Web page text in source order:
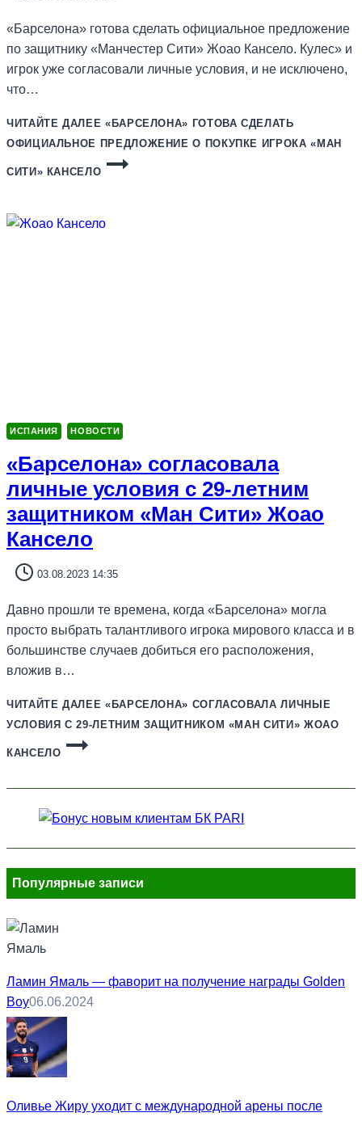
«Барселона» готова сделать официальное предложение
по защитнику «Манчестер Сити» Жоао Кансело. Кулес» и
игрок уже согласовали личные условия, и не исключено,
что…
ЧИТАЙТЕ ДАЛЕЕ «БАРСЕЛОНА» ГОТОВА СДЕЛАТЬ
ОФИЦИАЛЬНОЕ ПРЕДЛОЖЕНИЕ О ПОКУПКЕ ИГРОКА «МАН
СИТИ» КАНСЕЛО
ИСПАНИЯ НОВОСТИ
«Барселона» согласовала
личные условия с 29-летним
защитником «Ман Сити» Жоао
Кансело
03.08.2023 14:35
Давно прошли те времена, когда «Барселона» могла
просто выбрать талантливого игрока мирового класса и в
большинстве случаев добиться его расположения,
вложив в…
ЧИТАЙТЕ ДАЛЕЕ «БАРСЕЛОНА» СОГЛАСОВАЛА ЛИЧНЫЕ
УСЛОВИЯ С 29-ЛЕТНИМ ЗАЩИТНИКОМ «МАН СИТИ» ЖОАО
КАНСЕЛО
Популярные записи
Ламин Ямаль — фаворит на получение награды Golden
Boy06.06.2024
Оливье Жиру уходит с международной арены после